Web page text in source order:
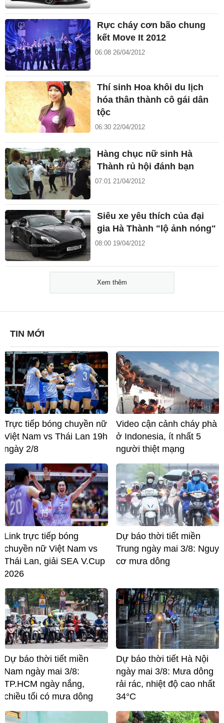
Rực cháy cơn bão chung
kết Move It 2012
06:08 26/04/2012
Thí sinh Hoa khôi du lịch
hóa thân thành cô gái dân
tộc
06:30 22/04/2012
Hàng chục nữ sinh Hà
Thành rủ hội đánh bạn
07:01 21/04/2012
Siêu xe yêu thích của đại
gia Hà Thành "lộ ảnh nóng"
08:00 19/04/2012
Xem thêm
TIN MỚI
Trực tiếp bóng chuyền nữ
Việt Nam vs Thái Lan 19h
ngày 2/8
Video cận cảnh cháy phà
ở Indonesia, ít nhất 5
người thiệt mạng
Link trực tiếp bóng
chuyền nữ Việt Nam vs
Thái Lan, giải SEA V.Cup
2026
Dự báo thời tiết miền
Trung ngày mai 3/8: Nguy
cơ mưa dông
Dự báo thời tiết miền
Nam ngày mai 3/8:
TP.HCM ngày nắng,
chiều tối có mưa dông
Dự báo thời tiết Hà Nội
ngày mai 3/8: Mưa dông
rải rác, nhiệt độ cao nhất
34°C